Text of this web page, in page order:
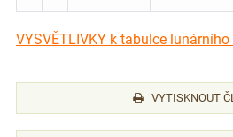
VYSVĚTLIVKY k tabulce
VYTISKNOUT